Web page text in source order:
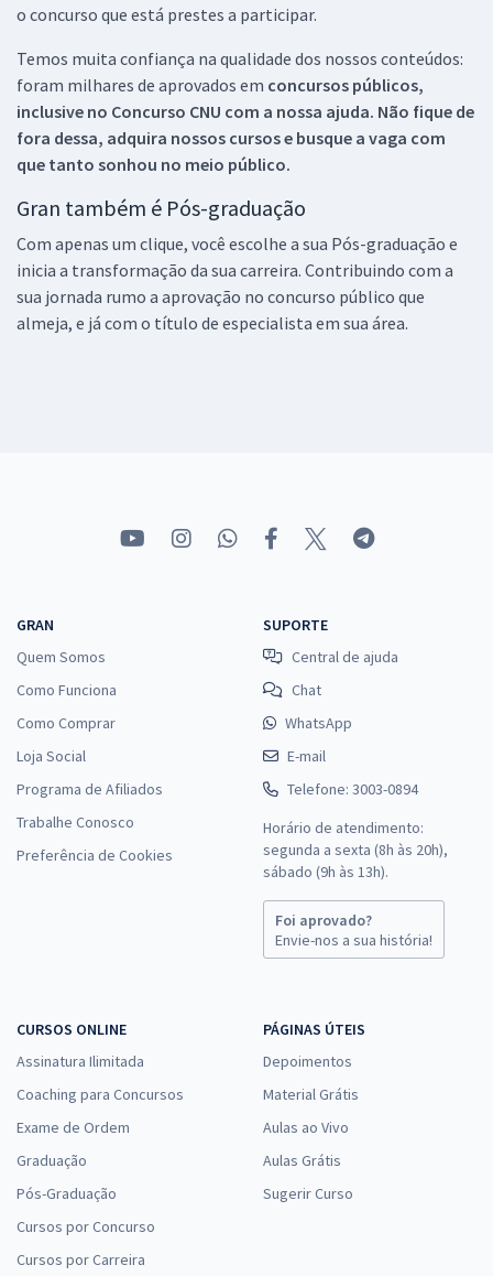
o concurso que está prestes a participar.
Temos muita confiança na qualidade dos nossos conteúdos:
foram milhares de aprovados em concursos públicos,
inclusive no Concurso CNU com a nossa ajuda. Não fique de
fora dessa, adquira nossos cursos e busque a vaga com
que tanto sonhou no meio público.
Gran também é Pós-graduação
Com apenas um clique, você escolhe a sua Pós-graduação e
inicia a transformação da sua carreira. Contribuindo com a
sua jornada rumo a aprovação no concurso público que
almeja, e já com o título de especialista em sua área.
GRAN
Quem Somos
Como Funciona
Como Comprar
Loja Social
Programa de Afiliados
Trabalhe Conosco
Preferência de Cookies
SUPORTE
Central de ajuda
Chat
WhatsApp
E-mail
Telefone: 3003-0894
Horário de atendimento:
segunda a sexta (8h às 20h),
sábado (9h às 13h).
Foi aprovado?
Envie-nos a sua história!
CURSOS ONLINE
Assinatura Ilimitada
Coaching para Concursos
Exame de Ordem
Graduação
Pós-Graduação
Cursos por Concurso
Cursos por Carreira
PÁGINAS ÚTEIS
Depoimentos
Material Grátis
Aulas ao Vivo
Aulas Grátis
Sugerir Curso